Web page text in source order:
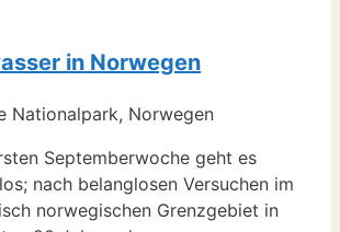
in Norwegen
Nationalpark, Norwegen
Septemberwoche geht es
nach belanglosen Versuchen im
norwegischen Grenzgebiet in